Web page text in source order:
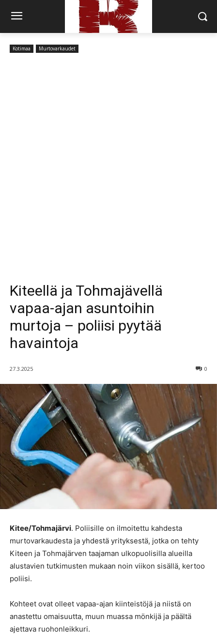
Kotimaa Murtovarkaudet
Kiteellä ja Tohmajävellä
vapaa-ajan asuntoihin
murtoja – poliisi pyytää
havaintoja
27.3.2025 0
Kitee/Tohmajärvi. Poliisille on ilmoitettu kahdesta
murtovarkaudesta ja yhdestä yrityksestä, jotka on tehty
Kiteen ja Tohmajärven taajaman ulkopuolisilla alueilla
alustavien tutkimusten mukaan noin viikon sisällä, kertoo
poliisi.
Kohteet ovat olleet vapaa-ajan kiinteistöjä ja niistä on
anastettu omaisuutta, muun muassa mönkijä ja päältä
ajettava ruohonleikkuri.